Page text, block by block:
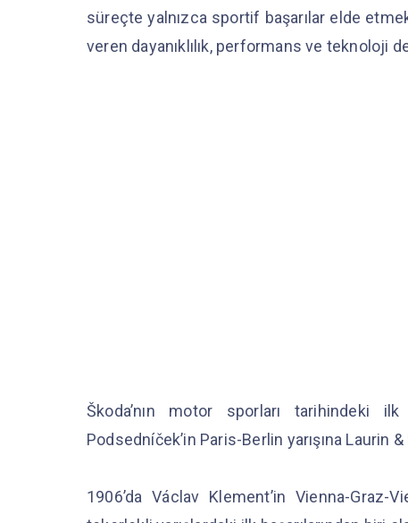
süreçte yalnızca sportif başarılar elde
veren dayanıklılık, performans ve teknoloji
Škoda’nın motor sporları tarihindeki
Podsedníček’in Paris-Berlin yarışına Laurin
1906’da Václav Klement’in Vienna-